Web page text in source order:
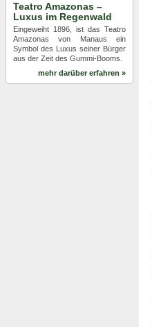
Teatro Amazonas –
Luxus im Regenwald
Eingeweiht 1896, ist das Teatro
Amazonas von Manaus ein
Symbol des Luxus seiner Bürger
aus der Zeit des Gummi-Booms.
mehr darüber erfahren »